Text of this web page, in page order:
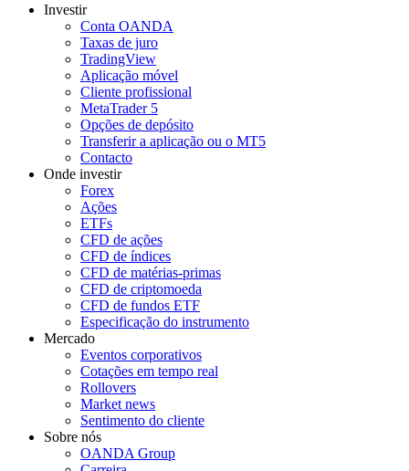
Investir
Conta OANDA
Taxas de juro
TradingView
Aplicação móvel
Cliente profissional
MetaTrader 5
Opções de depósito
Transferir a aplicação ou o MT5
Contacto
Onde investir
Forex
Ações
ETFs
CFD de ações
CFD de índices
CFD de matérias-primas
CFD de criptomoeda
CFD de fundos ETF
Especificação do instrumento
Mercado
Eventos corporativos
Cotações em tempo real
Rollovers
Market news
Sentimento do cliente
Sobre nós
OANDA Group